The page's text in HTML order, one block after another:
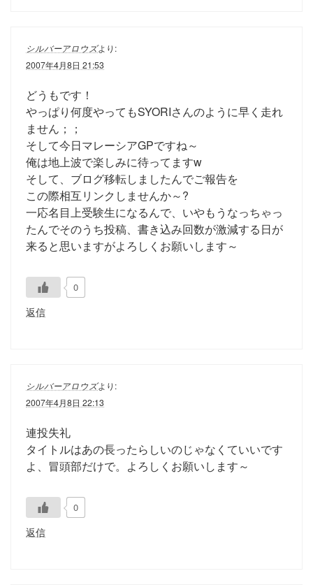
シルバーアロウズより:
2007年4月8日 21:53
どうもです！
やっぱり何度やってもSYORIさんのように早く走れ
ません；；
そして今日マレーシアGPですね～
俺は地上波で楽しみに待ってますw
そして、ブログ移転しましたんでご報告を
この際相互リンクしませんか～?
一応名目上受験生になるんで、いやもうなっちゃっ
たんでそのうち投稿、書き込み回数が激減する日が
来ると思いますがよろしくお願いします～
0
返信
シルバーアロウズより:
2007年4月8日 22:13
連投失礼
タイトルはあの長ったらしいのじゃなくていいです
よ、冒頭部だけで。よろしくお願いします～
0
返信